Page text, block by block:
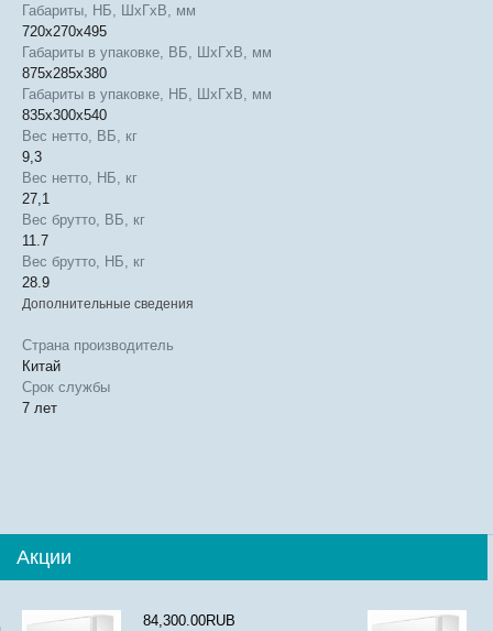
Габариты, НБ, ШхГхВ, мм
720x270x495
Габариты в упаковке, ВБ, ШхГхВ, мм
875x285x380
Габариты в упаковке, НБ, ШхГхВ, мм
835x300x540
Вес нетто, ВБ, кг
9,3
Вес нетто, НБ, кг
27,1
Вес брутто, ВБ, кг
11.7
Вес брутто, НБ, кг
28.9
Дополнительные сведения
Страна производитель
Китай
Срок службы
7 лет
Акции
84,300.00RUB